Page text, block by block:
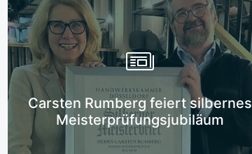
Carsten Rumberg feiert silbernes
Meisterprüfungsjubiläum
Mehr erfahren